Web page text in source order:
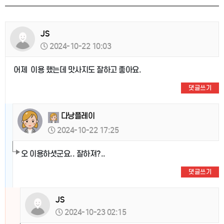
JS
2024-10-22 10:03
어제 이용 했는데 맛사지도 잘하고 좋아요.
댓글쓰기
다낭플레이
2024-10-22 17:25
오 이용하셧군요.. 잘하져?..
댓글쓰기
JS
2024-10-23 02:15